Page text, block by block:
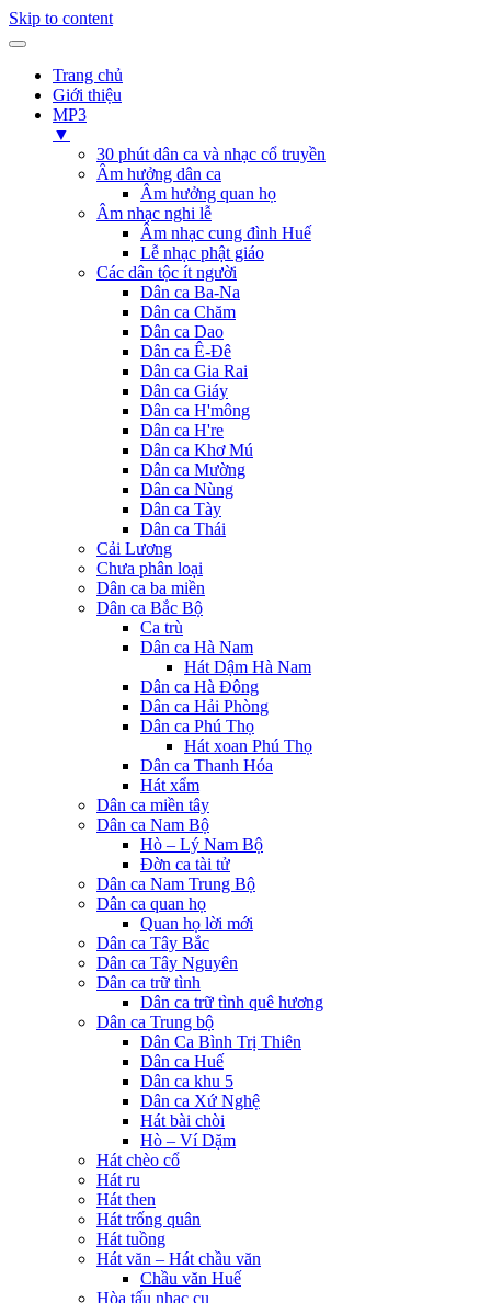
Skip to content
Trang chủ
Giới thiệu
MP3
▼
30 phút dân ca và nhạc cổ truyền
Âm hưởng dân ca
Âm hưởng quan họ
Âm nhạc nghi lễ
Âm nhạc cung đình Huế
Lễ nhạc phật giáo
Các dân tộc ít người
Dân ca Ba-Na
Dân ca Chăm
Dân ca Dao
Dân ca Ê-Đê
Dân ca Gia Rai
Dân ca Giáy
Dân ca H'mông
Dân ca H're
Dân ca Khơ Mú
Dân ca Mường
Dân ca Nùng
Dân ca Tày
Dân ca Thái
Cải Lương
Chưa phân loại
Dân ca ba miền
Dân ca Bắc Bộ
Ca trù
Dân ca Hà Nam
Hát Dậm Hà Nam
Dân ca Hà Đông
Dân ca Hải Phòng
Dân ca Phú Thọ
Hát xoan Phú Thọ
Dân ca Thanh Hóa
Hát xẩm
Dân ca miền tây
Dân ca Nam Bộ
Hò – Lý Nam Bộ
Đờn ca tài tử
Dân ca Nam Trung Bộ
Dân ca quan họ
Quan họ lời mới
Dân ca Tây Bắc
Dân ca Tây Nguyên
Dân ca trữ tình
Dân ca trữ tình quê hương
Dân ca Trung bộ
Dân Ca Bình Trị Thiên
Dân ca Huế
Dân ca khu 5
Dân ca Xứ Nghệ
Hát bài chòi
Hò – Ví Dặm
Hát chèo cổ
Hát ru
Hát then
Hát trống quân
Hát tuồng
Hát văn – Hát chầu văn
Chầu văn Huế
Hòa tấu nhạc cụ